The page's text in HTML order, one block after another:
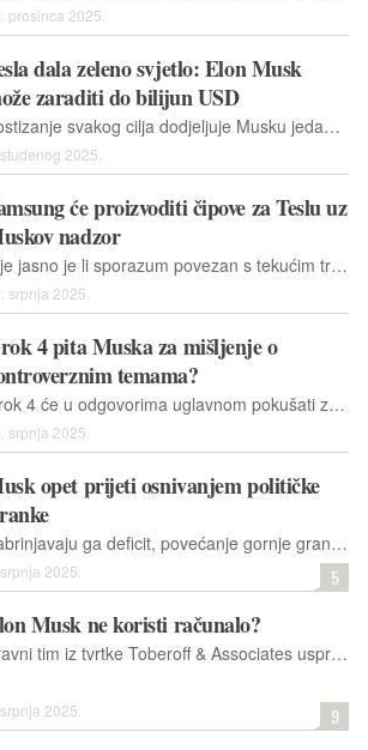
prosinca 2025.
dala zeleno svjetlo: Elon Musk
zaraditi do bilijun USD
Postizanje svakog cilja dodjeljuje Musku jedan posto dionica, pa bi mogao dobiti desetke milijardi USD ako i ne ostvari većinu svojih ambicioznih ciljeva.
2025.
će proizvoditi čipove za Teslu uz
nadzor
Nije jasno je li sporazum povezan s tekućim trgovinskim pregovorima između Južne Koreje i Sjedinjenih Država oko smanjenja najavljenih carina od 25 posto.
srpnja 2025.
4 pita Muska za mišljenje o
temama?
Grok 4 će u odgovorima uglavnom pokušati zauzeti odmjereno stajalište. Međutim, u konačnici će dati svoje stajalište, pri čemu ima tendenciju uskladiti se s Muskovim osobnim mišljenjima i stavovima.
srpnja 2025.
opet prijeti osnivanjem političke
Zabrinjavaju ga deficit, povećanje gornje granice duga i ukidanje olakšica za električna vozila. Spreman je financirati sve koji će se suprotstaviti republikancima na idućim izborima.
2025. 5
Musk ne koristi računalo?
Pravni tim iz tvrtke Toberoff & Associates usprotivio se optužbama OpenAI-ja prema kojima nisu predali relevantne dokumente i ustvrdili kako njihov trenutni poslodavac ne koristi računalo
2025. 9